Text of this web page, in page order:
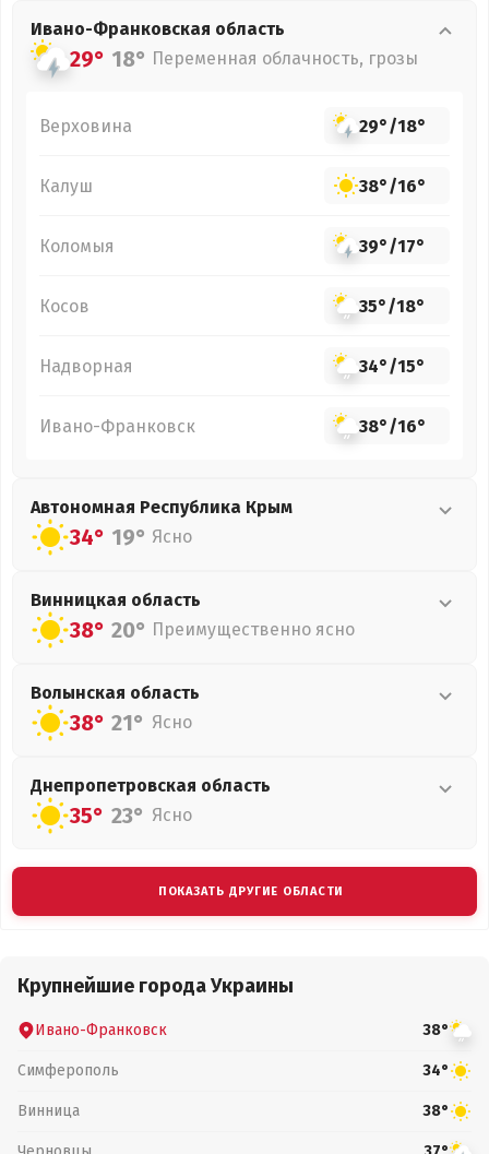
Ивано-Франковская область
29° 18° Переменная облачность, грозы
Верховина 29°/18°
Калуш 38°/16°
Коломыя 39°/17°
Косов 35°/18°
Надворная 34°/15°
Ивано-Франковск 38°/16°
Автономная Республика Крым
34° 19° Ясно
Винницкая область
38° 20° Преимущественно ясно
Волынская область
38° 21° Ясно
Днепропетровская область
35° 23° Ясно
ПОКАЗАТЬ ДРУГИЕ ОБЛАСТИ
Крупнейшие города Украины
Ивано-Франковск 38°
Симферополь 34°
Винница 38°